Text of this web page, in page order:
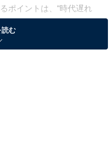
ポイントは、“時代遅れ
です。ここで一度、自分
ょう。
読む